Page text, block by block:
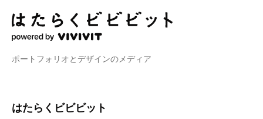
ポートフォリオとデザインのメディア
はたらくビビビット